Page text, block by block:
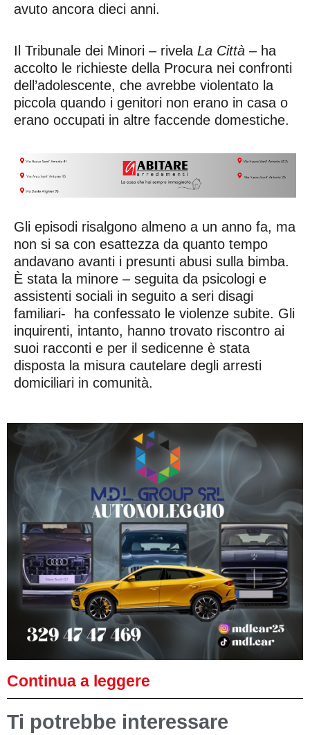
avuto ancora dieci anni.
Il Tribunale dei Minori – rivela La Città – ha
accolto le richieste della Procura nei confronti
dell’adolescente, che avrebbe violentato la
piccola quando i genitori non erano in casa o
erano occupati in altre faccende domestiche.
Gli episodi risalgono almeno a un anno fa, ma
non si sa con esattezza da quanto tempo
andavano avanti i presunti abusi sulla bimba.
È stata la minore – seguita da psicologi e
assistenti sociali in seguito a seri disagi
familiari- ha confessato le violenze subite. Gli
inquirenti, intanto, hanno trovato riscontro ai
suoi racconti e per il sedicenne è stata
disposta la misura cautelare degli arresti
domiciliari in comunità.
Continua a leggere
Ti potrebbe interessare